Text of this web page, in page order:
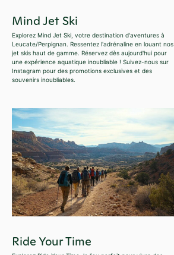
Mind Jet Ski
Explorez Mind Jet Ski, votre destination d'aventures à
Leucate/Perpignan. Ressentez l'adrénaline en louant nos
jet skis haut de gamme. Réservez dès aujourd'hui pour
une expérience aquatique inoubliable ! Suivez-nous sur
Instagram pour des promotions exclusives et des
souvenirs inoubliables.
Ride Your Time